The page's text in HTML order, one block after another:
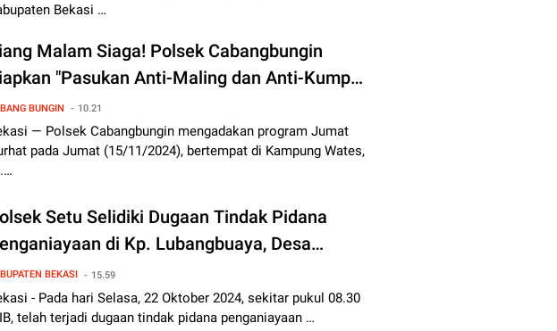
Bekasi …
Malam Siaga! Polsek Cabangbungin
"Pasukan Anti-Maling dan Anti-Kumpul
BUNGIN 10.21
— Polsek Cabangbungin mengadakan program Jumat
pada Jumat (15/11/2024), bertempat di Kampung Wates,
Setu Selidiki Dugaan Tindak Pidana
di Kp. Lubangbuaya, Desa
BEKASI 15.59
- Pada hari Selasa, 22 Oktober 2024, sekitar pukul 08.30
telah terjadi dugaan tindak pidana penganiayaan …